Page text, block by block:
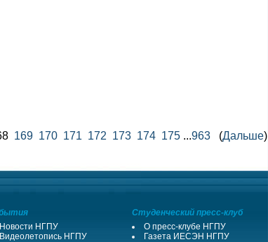
169 170 171 172 173 174 175...963(Дальше)
Студенческий пресс-клуб
Новости НГПУ
Видеолетопись НГПУ
О пресс-клубе НГПУ
Газета ИЕСЭН НГПУ